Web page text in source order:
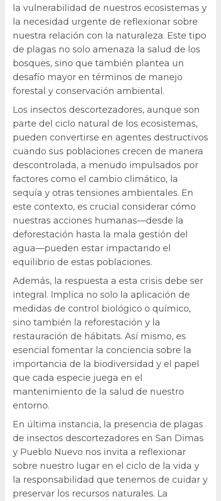
la vulnerabilidad de nuestros ecosistemas y
la necesidad urgente de reflexionar sobre
nuestra relación con la naturaleza. Este tipo
de plagas no solo amenaza la salud de los
bosques, sino que también plantea un
desafío mayor en términos de manejo
forestal y conservación ambiental.
Los insectos descortezadores, aunque son
parte del ciclo natural de los ecosistemas,
pueden convertirse en agentes destructivos
cuando sus poblaciones crecen de manera
descontrolada, a menudo impulsados por
factores como el cambio climático, la
sequía y otras tensiones ambientales. En
este contexto, es crucial considerar cómo
nuestras acciones humanas—desde la
deforestación hasta la mala gestión del
agua—pueden estar impactando el
equilibrio de estas poblaciones.
Además, la respuesta a esta crisis debe ser
integral. Implica no solo la aplicación de
medidas de control biológico o químico,
sino también la reforestación y la
restauración de hábitats. Así mismo, es
esencial fomentar la conciencia sobre la
importancia de la biodiversidad y el papel
que cada especie juega en el
mantenimiento de la salud de nuestro
entorno.
En última instancia, la presencia de plagas
de insectos descortezadores en San Dimas
y Pueblo Nuevo nos invita a reflexionar
sobre nuestro lugar en el ciclo de la vida y
la responsabilidad que tenemos de cuidar y
preservar los recursos naturales. La